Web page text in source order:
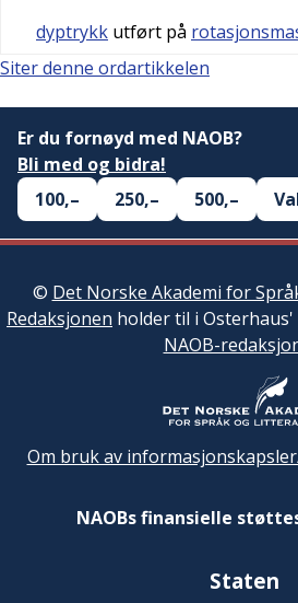
dyptrykk utført på
Siter denne ordartikkelen
Er du fornøyd med NAOB?
Bli med og bidra!
100,–
250,– 500,–
© Det Norske Akademi for
Redaksjonen holder til i Osterhaus'
NAOB-
Om bruk av
NAOBs finansielle
Staten